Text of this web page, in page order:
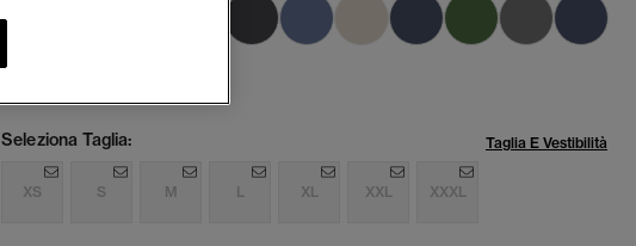
Seleziona Taglia: Taglia E Vestibilità
XS S M L XL XXL XXXL